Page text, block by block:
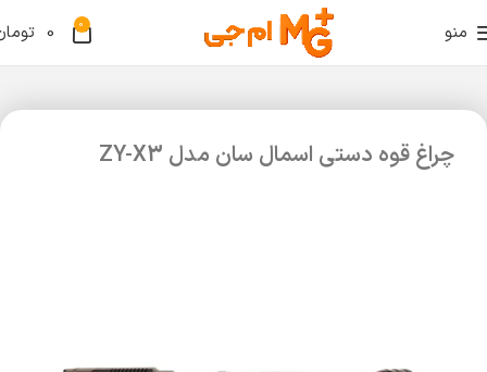
منو 0
0
چراغ قوه دستی اسمال سان مدل ZY-X3